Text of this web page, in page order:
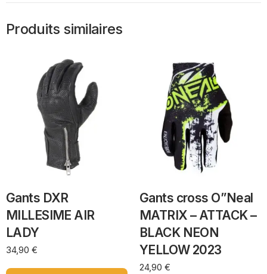
Produits similaires
Gants DXR
MILLESIME AIR
LADY
34,90 €
Gants cross O”Neal
MATRIX – ATTACK –
BLACK NEON
YELLOW 2023
24,90 €